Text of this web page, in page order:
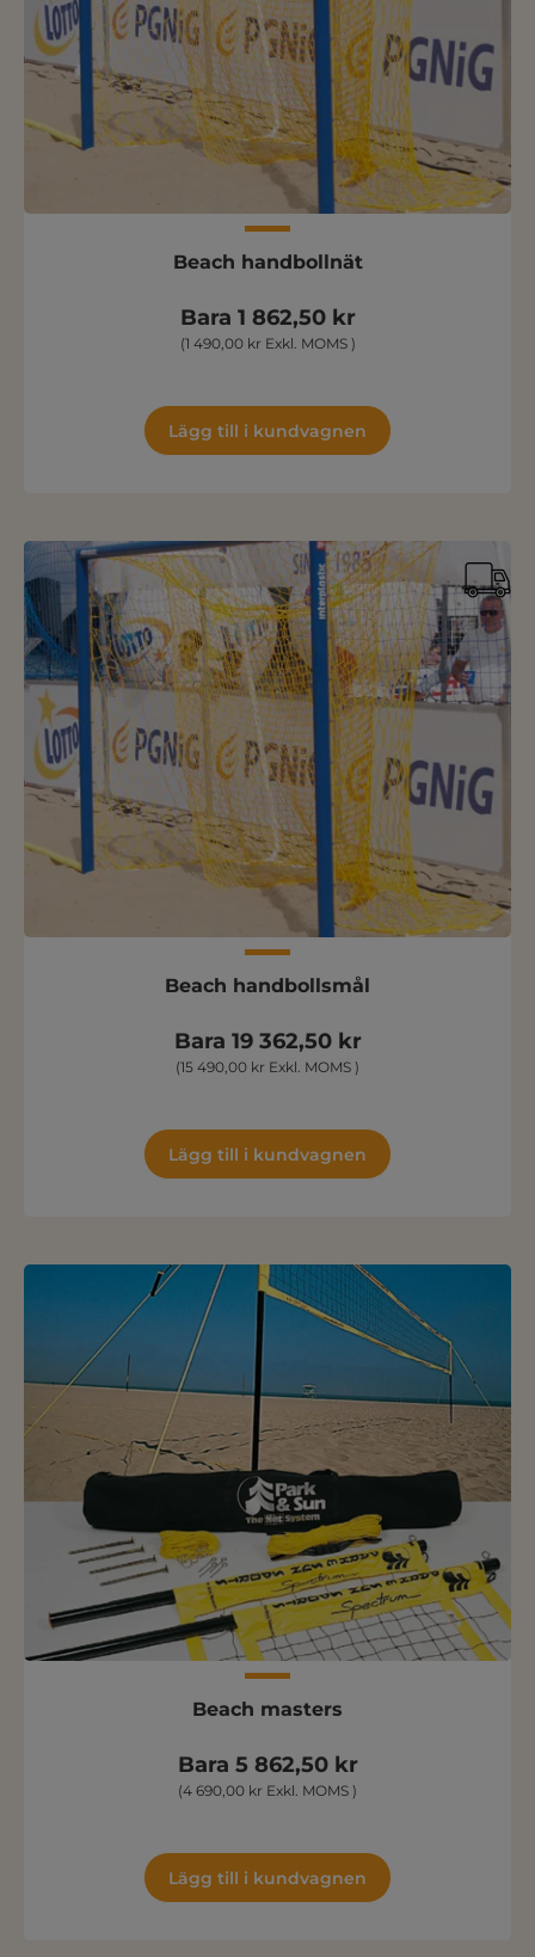
Beach handbollnät
Bara 1 862,50 kr
(1 490,00 kr Exkl. MOMS )
Lägg till i kundvagnen
Beach handbollsmål
Bara 19 362,50 kr
(15 490,00 kr Exkl. MOMS )
Lägg till i kundvagnen
Beach masters
Bara 5 862,50 kr
(4 690,00 kr Exkl. MOMS )
Lägg till i kundvagnen